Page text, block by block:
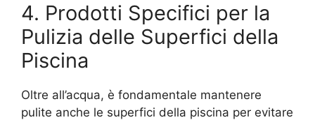
4. Prodotti Specifici per la
Pulizia delle Superfici della
Piscina
Oltre all’acqua, è fondamentale mantenere
pulite anche le superfici della piscina per evitare